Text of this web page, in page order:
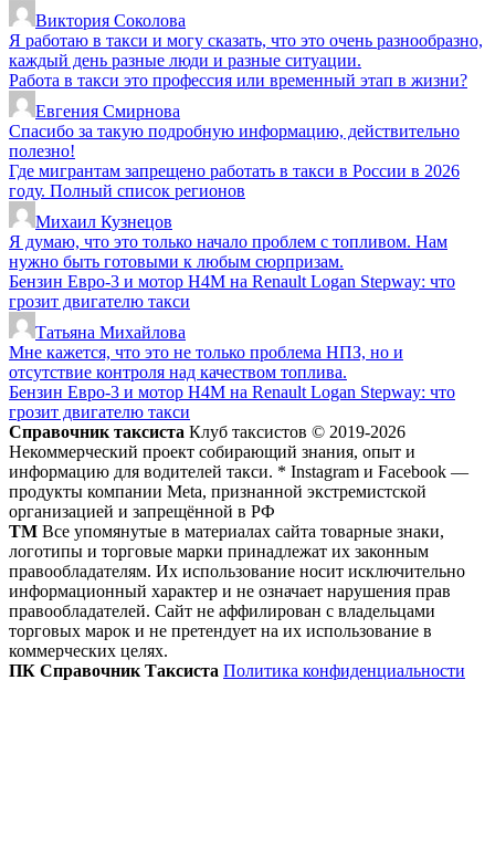
Виктория Соколова
Я работаю в такси и могу сказать, что это очень разнообразно,
каждый день разные люди и разные ситуации.
Работа в такси это профессия или временный этап в жизни?
Евгения Смирнова
Спасибо за такую подробную информацию, действительно
полезно!
Где мигрантам запрещено работать в такси в России в 2026
году. Полный список регионов
Михаил Кузнецов
Я думаю, что это только начало проблем с топливом. Нам
нужно быть готовыми к любым сюрпризам.
Бензин Евро-3 и мотор H4M на Renault Logan Stepway: что
грозит двигателю такси
Татьяна Михайлова
Мне кажется, что это не только проблема НПЗ, но и
отсутствие контроля над качеством топлива.
Бензин Евро-3 и мотор H4M на Renault Logan Stepway: что
грозит двигателю такси
Справочник таксиста Клуб таксистов © 2019-2026
Некоммерческий проект собирающий знания, опыт и
информацию для водителей такси. * Instagram и Facebook —
продукты компании Meta, признанной экстремистской
организацией и запрещённой в РФ
ТМ Все упомянутые в материалах сайта товарные знаки,
логотипы и торговые марки принадлежат их законным
правообладателям. Их использование носит исключительно
информационный характер и не означает нарушения прав
правообладателей. Сайт не аффилирован с владельцами
торговых марок и не претендует на их использование в
коммерческих целях.
ПК Справочник Таксиста Политика конфиденциальности